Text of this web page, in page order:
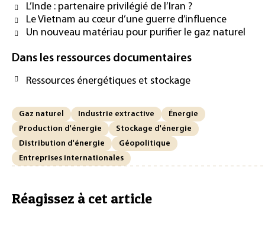
L’Inde : partenaire privilégié de l’Iran ?
Le Vietnam au cœur d’une guerre d’influence
Un nouveau matériau pour purifier le gaz naturel
Dans les ressources documentaires
Ressources énergétiques et stockage
Gaz naturel Industrie extractive
Énergie
Production d'énergie
Stockage d'énergie
Distribution d'énergie
Géopolitique
Entreprises internationales
Réagissez à cet article